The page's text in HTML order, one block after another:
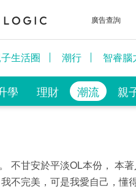
廣告查詢
生活圈 潮行 智睿腦
學 理財 潮流 親
不甘安於平淡OL本份， 本
不完美，可是我愛自己，懂